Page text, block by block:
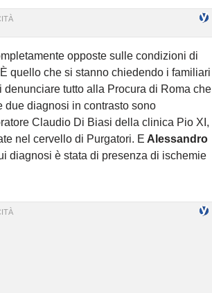
opposte sulle condizioni di
quello che si stanno chiedendo i familiari
tutto alla Procura di Roma che
diagnosi in contrasto sono
Claudio Di Biasi della clinica Pio XI,
nel cervello di Purgatori. E Alessandro
diagnosi è stata di presenza di ischemie